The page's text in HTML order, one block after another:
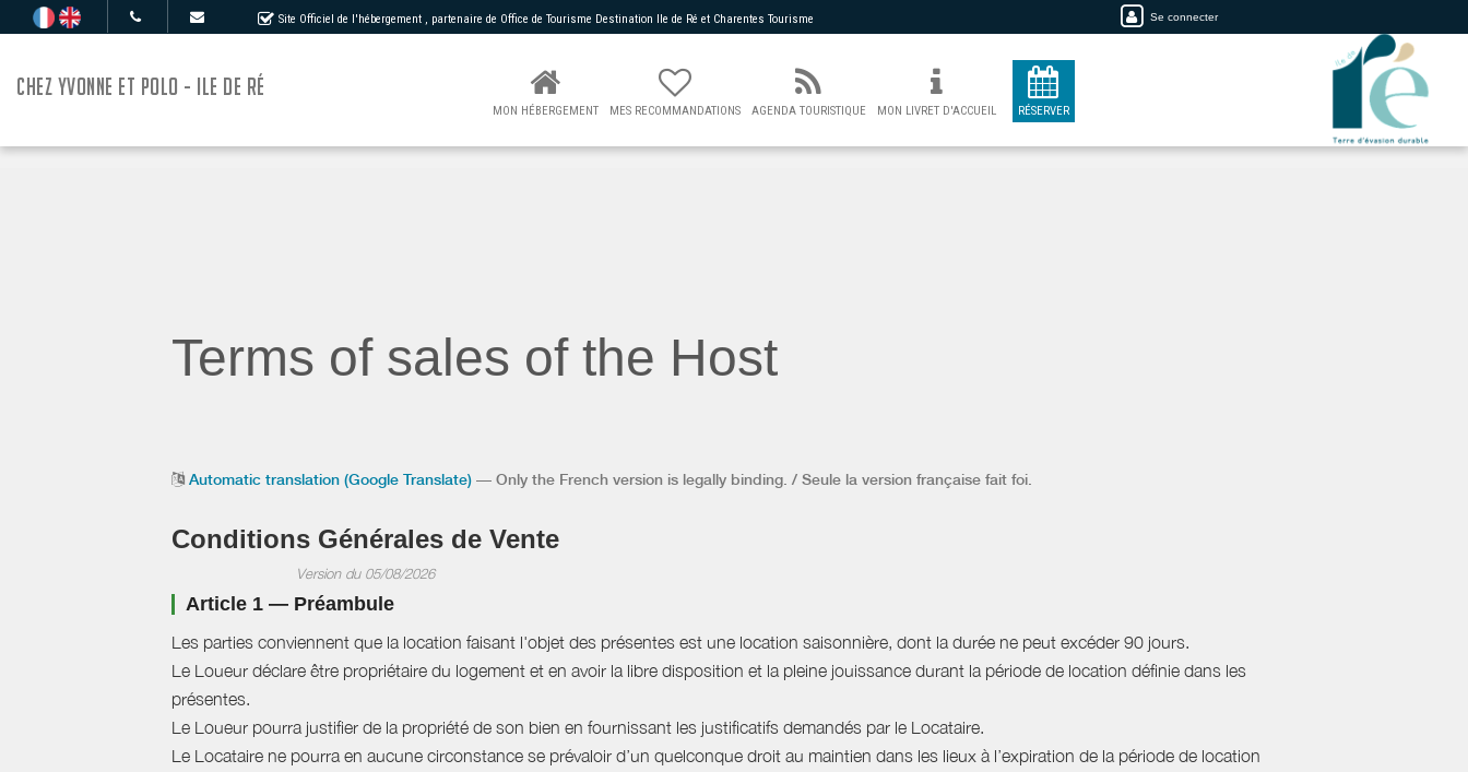
Site Officiel de l'hébergement , partenaire de Office de Tourisme Destination Ile de Ré et Charentes Tourisme Se connecter
CHEZ YVONNE ET POLO - ILE DE RÉ
MON HÉBERGEMENT MES RECOMMANDATIONS AGENDA TOURISTIQUE MON LIVRET D'ACCUEIL RÉSERVER
Terms of sales of the Host
Automatic translation (Google Translate) — Only the French version is legally binding. / Seule la version française fait foi.
Conditions Générales de Vente
Version du 05/08/2026
Article 1 — Préambule
Les parties conviennent que la location faisant l'objet des présentes est une location saisonnière, dont la durée ne peut excéder 90 jours.
Le Loueur déclare être propriétaire du logement et en avoir la libre disposition et la pleine jouissance durant la période de location définie dans les
présentes.
Le Loueur pourra justifier de la propriété de son bien en fournissant les justificatifs demandés par le Locataire.
Le Locataire ne pourra en aucune circonstance se prévaloir d’un quelconque droit au maintien dans les lieux à l’expiration de la période de location